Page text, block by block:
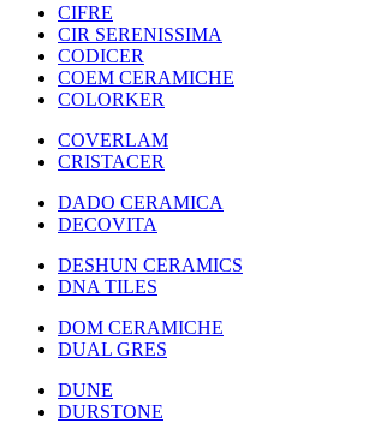
CIFRE
CIR SERENISSIMA
CODICER
COEM CERAMICHE
COLORKER
COVERLAM
CRISTACER
DADO CERAMICA
DECOVITA
DESHUN CERAMICS
DNA TILES
DOM CERAMICHE
DUAL GRES
DUNE
DURSTONE